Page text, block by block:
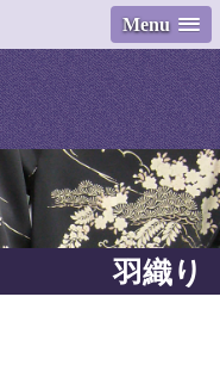
Menu
羽織り